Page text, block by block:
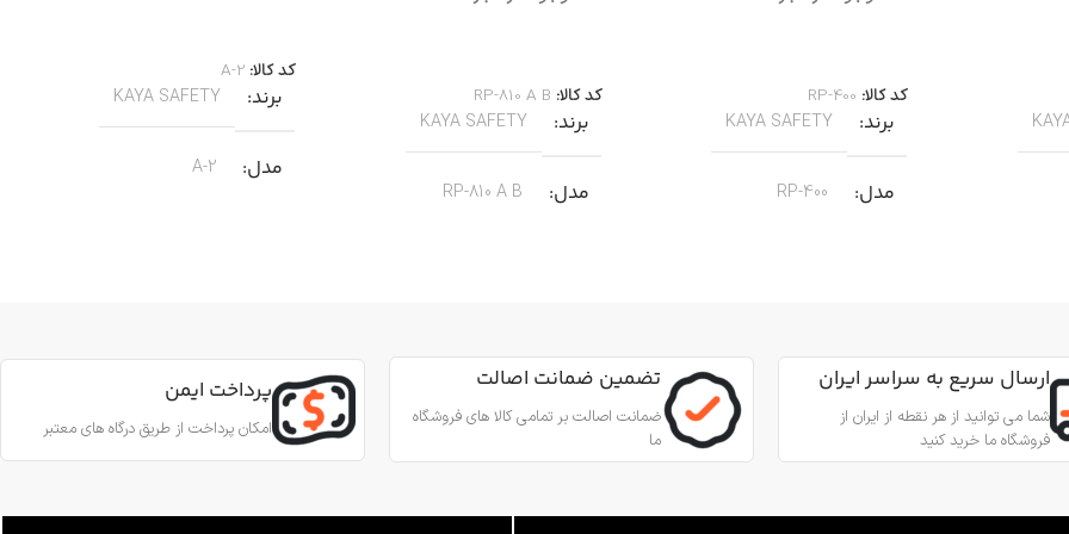
افقی و
کد کالا: RP-400
برند KAYA SAFETY
مدل RP-400
بادامک درونی
آلیاژ آلومینیوم و فولاد ضد زنگ 316
کد کالا: RP-810 A B
برند KAYA SAFETY
مدل RP-810 A B
مناسب برای کارهای عمودی، افقی و
جنس آلومینیوم
کد کالا:A-2
برند KAYA SAFETY
مدل A-2
قطر طناب
وزن
استاندارد EN567
ارسال سریع به سراسر ایران
شما می توانید از هر نقطه از ایران از
فروشگاه ما خرید کنید
تضمین ضمانت اصالت
ضمانت اصالت بر تمامی کالا های فروشگاه
ما
پرداخت ایمن
امکان پرداخت از طریق درگاه های معتبر